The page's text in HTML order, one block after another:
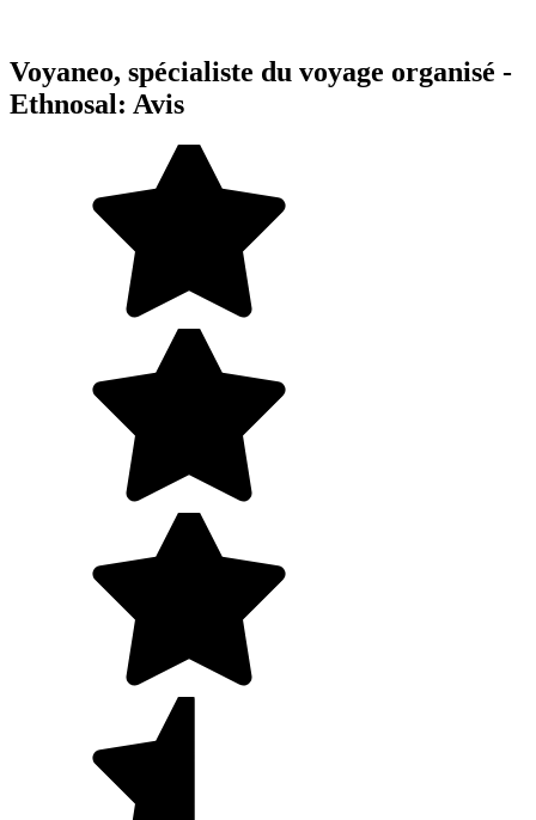
Voyaneo, spécialiste du voyage organisé -
Ethnosal: Avis